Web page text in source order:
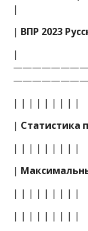
|
| ВПР 2023
|
| | | | | | | | |
| Статистика
| | | | | | | | |
|
| | | | | | | | |
| | | | | | | | |